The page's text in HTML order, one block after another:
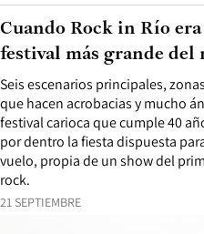
21 SEPTIEMBRE
Seis escenarios principales,
que hacen acrobacias y mucho
festival carioca que cumple 40
por dentro la fiesta dispuesta
vuelo, propia de un show del
rock.
Cuando Rock in Río
festival más grande del